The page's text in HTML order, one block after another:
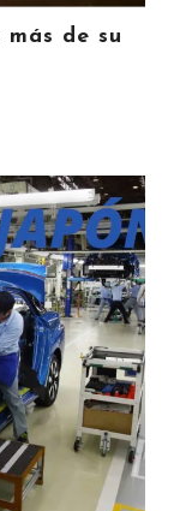
de su